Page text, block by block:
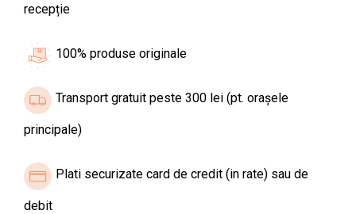
recepție
100% produse originale
Transport gratuit peste 300 lei (pt. orașele
principale)
Plati securizate card de credit (in rate) sau de
debit